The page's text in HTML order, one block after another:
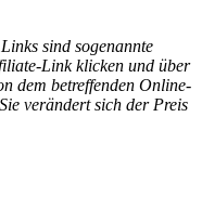
sind sogenannte
Link klicken und über
dem betreffenden Online-
verändert sich der Preis